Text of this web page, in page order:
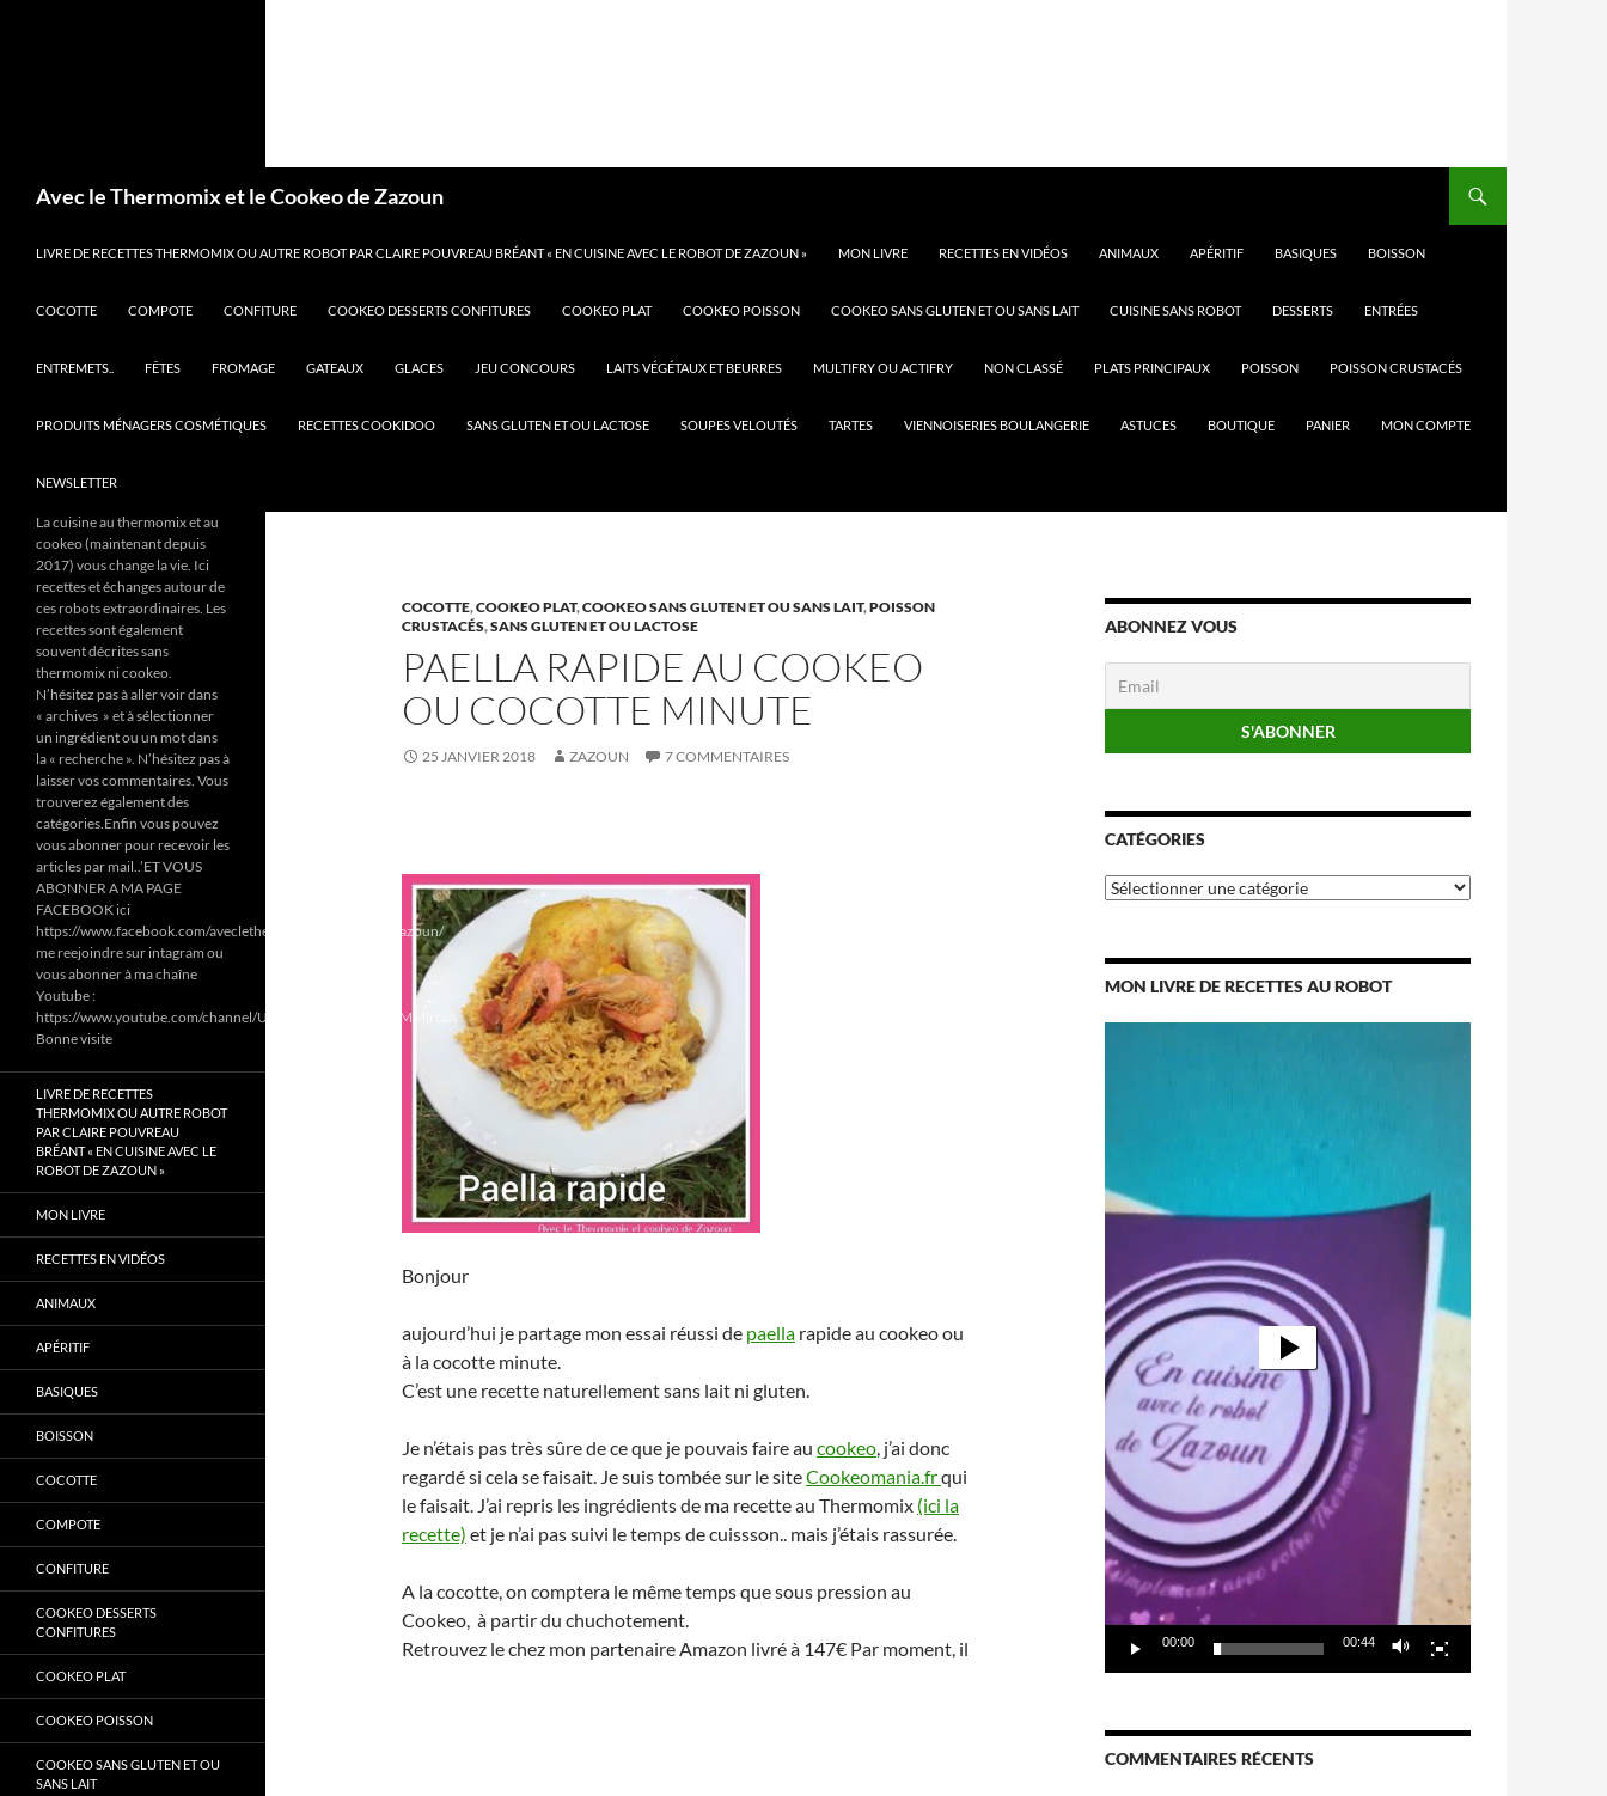
Avec le Thermomix et le Cookeo de Zazoun
LIVRE DE RECETTES THERMOMIX OU AUTRE ROBOT PAR CLAIRE POUVREAU BRÉANT « EN CUISINE AVEC LE ROBOT DE ZAZOUN » MON LIVRE RECETTES EN VIDÉOS ANIMAUX APÉRITIF BASIQUES BOISSON
COCOTTE COMPOTE CONFITURE COOKEO DESSERTS CONFITURES COOKEO PLAT COOKEO POISSON COOKEO SANS GLUTEN ET OU SANS LAIT CUISINE SANS ROBOT DESSERTS ENTRÉES
ENTREMETS.. FÊTES FROMAGE GATEAUX GLACES JEU CONCOURS LAITS VÉGÉTAUX ET BEURRES MULTIFRY OU ACTIFRY NON CLASSÉ PLATS PRINCIPAUX POISSON POISSON CRUSTACÉS
PRODUITS MÉNAGERS COSMÉTIQUES RECETTES COOKIDOO SANS GLUTEN ET OU LACTOSE SOUPES VELOUTÉS TARTES VIENNOISERIES BOULANGERIE ASTUCES BOUTIQUE PANIER MON COMPTE
NEWSLETTER
COCOTTE,COOKEO PLAT,COOKEO SANS GLUTEN ET OU SANS LAIT,POISSON
CRUSTACÉS,SANS GLUTEN ET OU LACTOSE
PAELLA RAPIDE AU COOKEO
OU COCOTTE MINUTE
25 JANVIER 2018 ZAZOUN 7 COMMENTAIRES
Bonjour
aujourd’hui je partage mon essai réussi de paella rapide au cookeo ou
à la cocotte minute.
C’est une recette naturellement sans lait ni gluten.
Je n’étais pas très sûre de ce que je pouvais faire au cookeo, j’ai donc
regardé si cela se faisait. Je suis tombée sur le siteCookeomania.frqui
le faisait. J’ai repris les ingrédients de ma recette au Thermomix (ici la
recette) et je n’ai pas suivi le temps de cuissson.. mais j’étais rassurée.
A la cocotte, on comptera le même temps que sous pression au
Cookeo, à partir du chuchotement.
Retrouvez le chez mon partenaire Amazon livré à 147€ Par moment, il
ABONNEZ VOUS
CATÉGORIES
Catégories
MON LIVRE DE RECETTES AU ROBOT
00:00 00:44
COMMENTAIRES RÉCENTS
La cuisine au thermomix et au
cookeo (maintenant depuis
2017) vous change la vie. Ici
recettes et échanges autour de
ces robots extraordinaires. Les
recettes sont également
souvent décrites sans
thermomix ni cookeo.
N’hésitez pas à aller voir dans
« archives » et à sélectionner
un ingrédient ou un mot dans
la « recherche ». N’hésitez pas à
laisser vos commentaires. Vous
trouverez également des
catégories.Enfin vous pouvez
vous abonner pour recevoir les
articles par mail..’ET VOUS
ABONNER A MA PAGE
FACEBOOK ici
https://www.facebook.com/aveclethermomixetcookeodezazoun/
me reejoindre sur intagram ou
vous abonner à ma chaîne
Youtube :
https://www.youtube.com/channel/UC6Pa6dF808fmGjZ5MMlrtaA
Bonne visite
LIVRE DE RECETTES
THERMOMIX OU AUTRE ROBOT
PAR CLAIRE POUVREAU
BRÉANT « EN CUISINE AVEC LE
ROBOT DE ZAZOUN »
MON LIVRE
RECETTES EN VIDÉOS
ANIMAUX
APÉRITIF
BASIQUES
BOISSON
COCOTTE
COMPOTE
CONFITURE
COOKEO DESSERTS
CONFITURES
COOKEO PLAT
COOKEO POISSON
COOKEO SANS GLUTEN ET OU
SANS LAIT